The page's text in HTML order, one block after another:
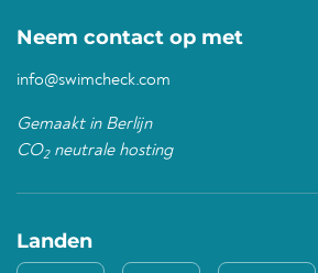
Neem contact op met
info@swimcheck.com
Gemaakt in Berlijn
CO2neutrale hosting
Landen